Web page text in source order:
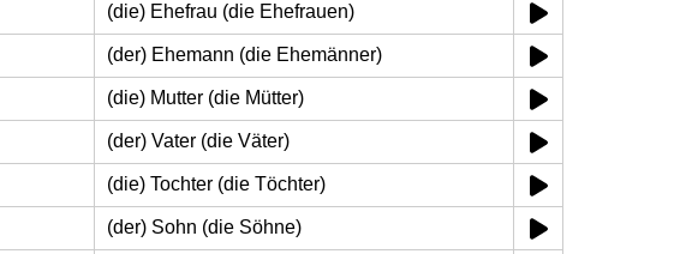
(die) Ehefrau (die Ehefrauen)
(der) Ehemann (die Ehemänner)
(die) Mutter (die Mütter)
(der) Vater (die Väter)
(die) Tochter (die Töchter)
(der) Sohn (die Söhne)